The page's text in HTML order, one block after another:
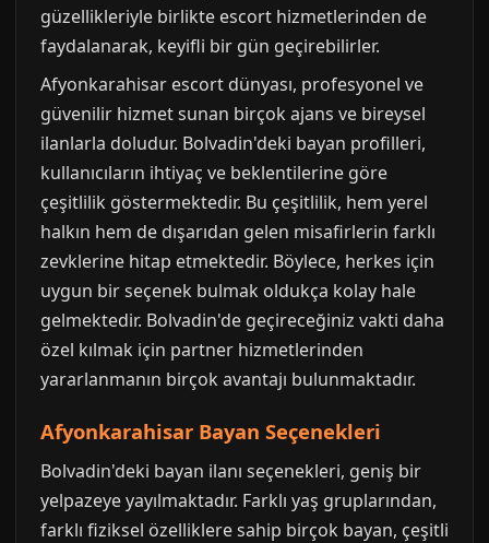
güzellikleriyle birlikte escort hizmetlerinden de
faydalanarak, keyifli bir gün geçirebilirler.
Afyonkarahisar escort dünyası, profesyonel ve
güvenilir hizmet sunan birçok ajans ve bireysel
ilanlarla doludur. Bolvadin'deki bayan profilleri,
kullanıcıların ihtiyaç ve beklentilerine göre
çeşitlilik göstermektedir. Bu çeşitlilik, hem yerel
halkın hem de dışarıdan gelen misafirlerin farklı
zevklerine hitap etmektedir. Böylece, herkes için
uygun bir seçenek bulmak oldukça kolay hale
gelmektedir. Bolvadin'de geçireceğiniz vakti daha
özel kılmak için partner hizmetlerinden
yararlanmanın birçok avantajı bulunmaktadır.
Afyonkarahisar Bayan Seçenekleri
Bolvadin'deki bayan ilanı seçenekleri, geniş bir
yelpazeye yayılmaktadır. Farklı yaş gruplarından,
farklı fiziksel özelliklere sahip birçok bayan, çeşitli